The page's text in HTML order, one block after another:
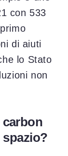
con 533
di aiuti
lo Stato
non
carbon